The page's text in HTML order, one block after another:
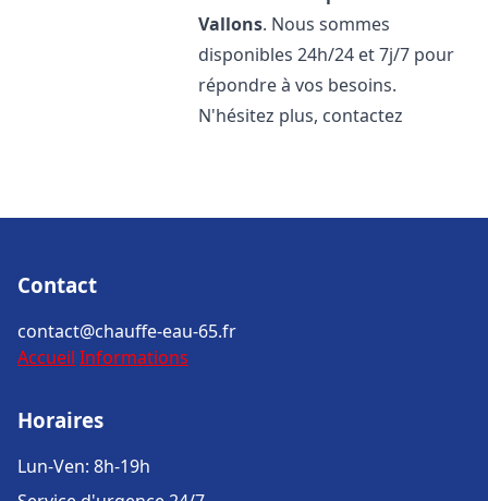
Vallons. Nous sommes
disponibles 24h/24 et 7j/7 pour
répondre à vos besoins.
N'hésitez plus, contactez
Contact
contact@chauffe-eau-65.fr
Accueil Informations
Horaires
Lun-Ven: 8h-19h